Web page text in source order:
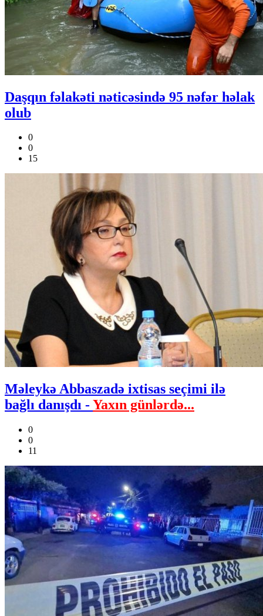
Daşqın fəlakəti nəticəsində 95 nəfər həlak
olub
0
0
15
Məleykə Abbaszadə ixtisas seçimi ilə
bağlı danışdı -Yaxın günlərdə...
0
0
11